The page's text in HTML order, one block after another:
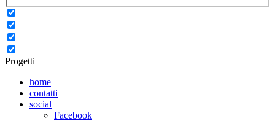
Progetti
home
contatti
social
Facebook